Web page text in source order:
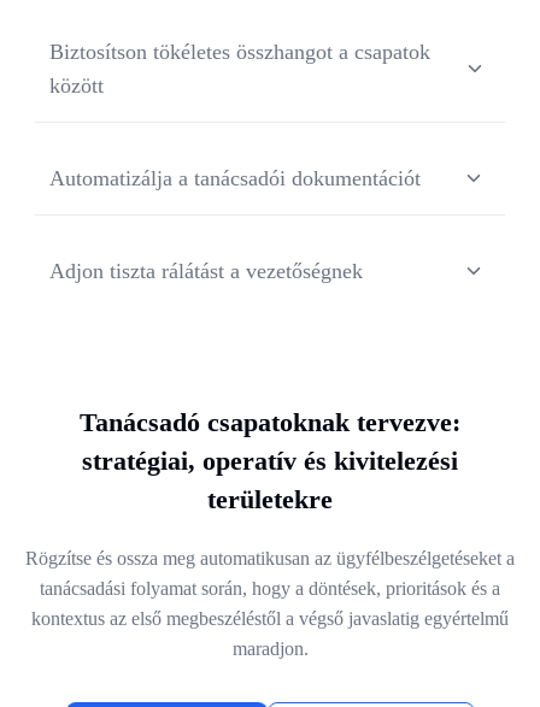
Biztosítson tökéletes összhangot a csapatok
között
minimalizálva az információvesztést az átadások és
Automatizálja a tanácsadói dokumentációt
fókuszálhat az ügyfél céljainak megvalósítására.
Adjon tiszta rálátást a vezetőségnek
Tanácsadó csapatoknak tervezve:
stratégiai, operatív és kivitelezési
területekre
Rögzítse és ossza meg automatikusan az ügyfélbeszélgetéseket a
tanácsadási folyamat során, hogy a döntések, prioritások és a
kontextus az első megbeszéléstől a végső javaslatig egyértelmű
maradjon.